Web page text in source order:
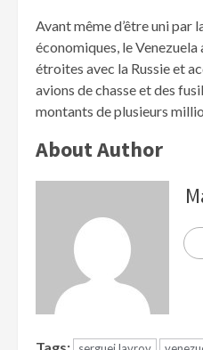
Avant même d’être uni par
économiques, le
étroites avec la Russie et
avions de chasse et des
montants de plusieurs
About Author
Tags: